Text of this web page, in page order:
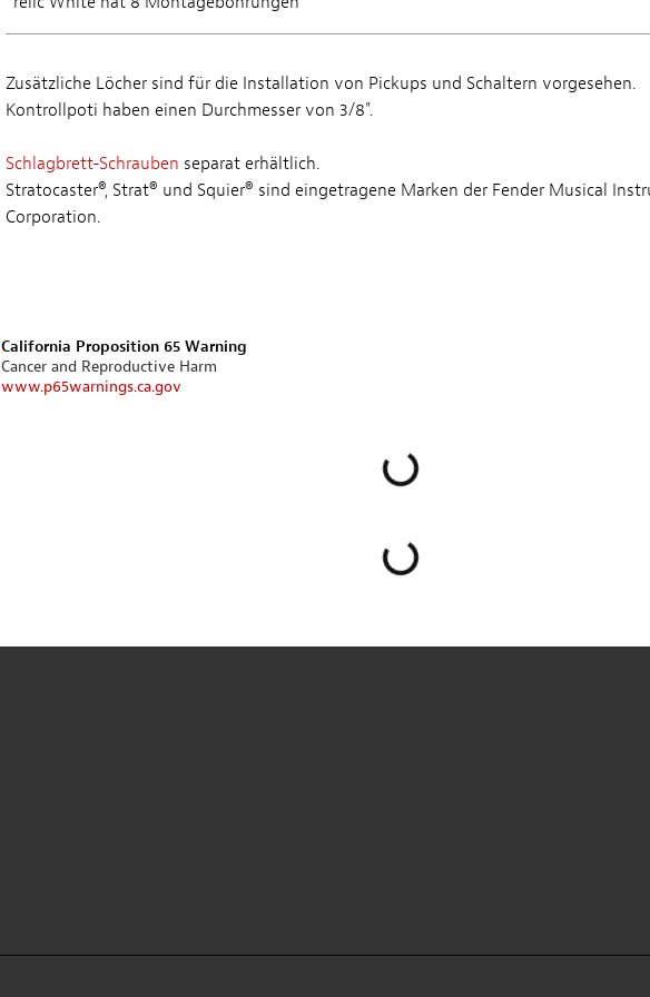
Zusätzliche Löcher sind für die Installation von Pickups und Schaltern vorgesehen.
Kontrollpoti haben einen Durchmesser von 3/8".
Schlagbrett-Schrauben separat erhältlich.
Stratocaster®, Strat® und Squier® sind eingetragene Marken der Fender Musical
Corporation.
California Proposition 65 Warning
Cancer and Reproductive Harm
www.p65warnings.ca.gov